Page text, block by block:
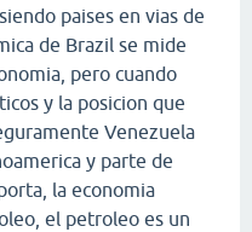
paises en vias de
de Brazil se mide
pero cuando
y la posicion que
Venezuela
y parte de
la economia
el petroleo es un